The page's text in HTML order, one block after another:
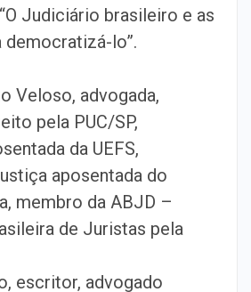
Judiciário brasileiro e as
lo”.
Veloso, advogada,
pela PUC/SP,
da UEFS,
aposentada do
membro da ABJD –
de Juristas pela
escritor, advogado